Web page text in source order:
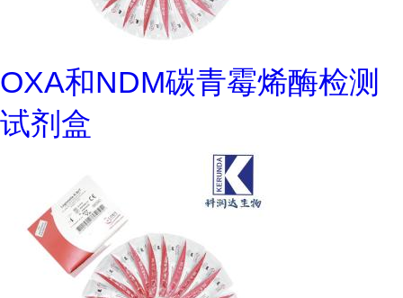
OXA和NDM碳青霉烯酶检测
试剂盒